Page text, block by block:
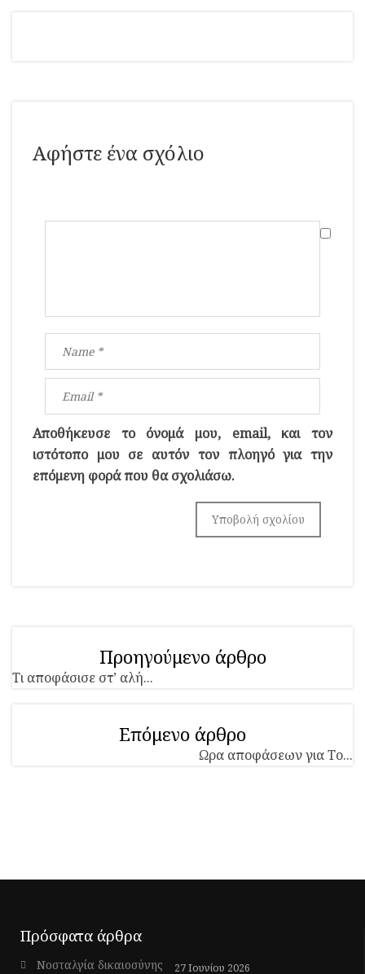
Αφήστε ένα σχόλιο
Αποθήκευσε το όνομά μου, email, και τον
ιστότοπο μου σε αυτόν τον πλοηγό για την
επόμενη φορά που θα σχολιάσω.
Προηγούμενο άρθρο
Τι αποφάσισε στ’ αλή...
Επόμενο άρθρο
Ωρα αποφάσεων για Το...
Πρόσφατα άρθρα
Νοσταλγία δικαιοσύνης 27 Ιουνίου 2026